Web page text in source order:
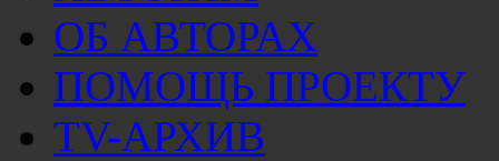
ОБ АВТОРАХ
ПОМОЩЬ ПРОЕКТУ
TV-АРХИВ